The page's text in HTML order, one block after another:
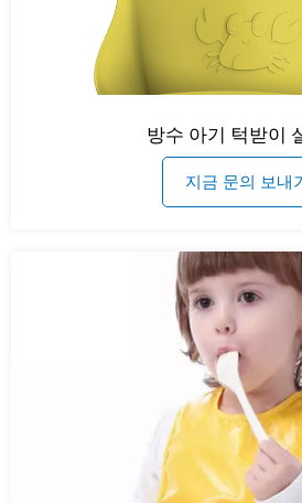
방수 아기 턱받이
지금 문의 보내